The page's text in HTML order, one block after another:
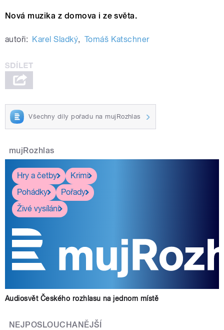
Nová muzika z domova i ze světa.
autoři: Karel Sladký, Tomáš Katschner
Všechny díly pořadu na mujRozhlas
mujRozhlas
Hry a četby
Krimi
Pohádky
Pořady
Živé vysílání
Audiosvět Českého rozhlasu na jednom místě
NEJPOSLOUCHANĚJŠÍ